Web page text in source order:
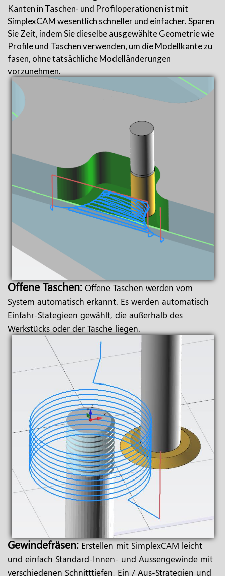
Kanten in Taschen- und Profiloperationen ist mit
SimplexCAM wesentlich schneller und einfacher. Sparen
Sie Zeit, indem Sie dieselbe ausgewählte Geometrie wie
Profile und Taschen verwenden, um die Modellkante zu
fasen, ohne tatsächliche Modelländerungen
vorzunehmen.
Offene Taschen: Offene Taschen werden vom
System automatisch erkannt. Es werden automatisch
Einfahr-Stategieen gewählt, die außerhalb des
Werkstücks oder der Tasche liegen.
Gewindefräsen: Erstellen mit SimplexCAM leicht
und einfach Standard-Innen- und Aussengewinde mit
verschiedenen Schnitttiefen, Ein / Aus-Strategien und